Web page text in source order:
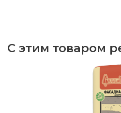
С этим товаром